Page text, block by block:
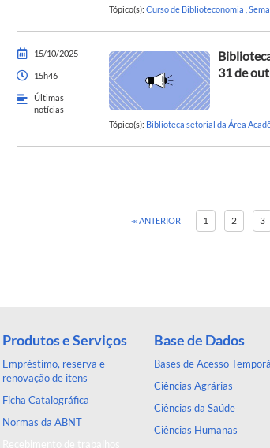
Tópico(s): Curso de Biblioteconomia
15/10/2025
15h46
Últimas
notícias
31 de
Tópico(s): Biblioteca setorial da Área
ANTERIOR 1 2 3
Produtos e Serviços
Empréstimo, reserva e
renovação de itens
Ficha Catalográfica
Normas da ABNT
Base de Dados
Bases de Acesso
Ciências Agrárias
Ciências da Saúde
Ciências Humanas